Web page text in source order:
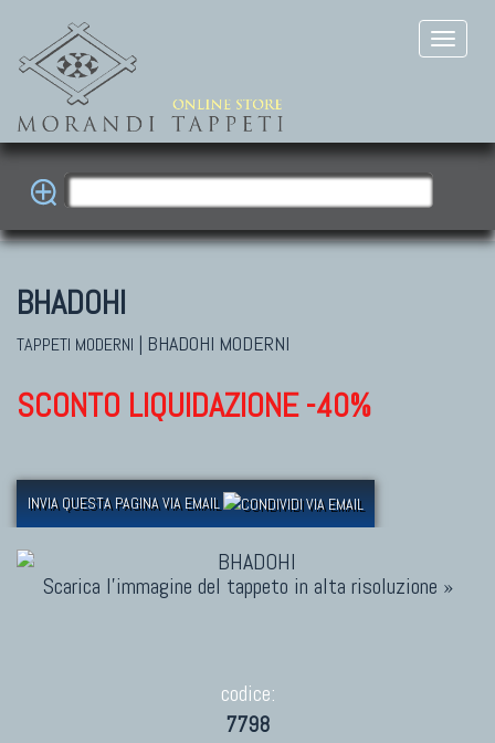
BHADOHI
TAPPETI MODERNI | BHADOHI MODERNI
SCONTO LIQUIDAZIONE -40%
INVIA QUESTA PAGINA VIA EMAIL
Scarica l'immagine del tappeto in alta risoluzione »
codice:
7798